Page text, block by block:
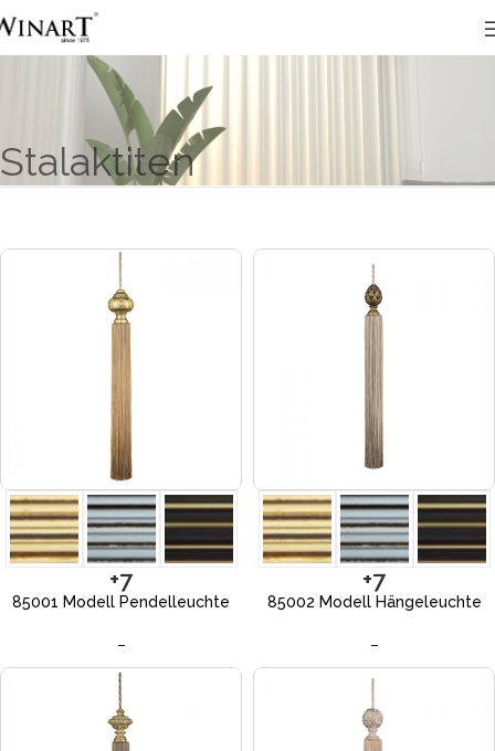
Stalaktiten
+7
85001 Modell Pendelleuchte
–
+7
85002 Modell Hängeleuchte
–